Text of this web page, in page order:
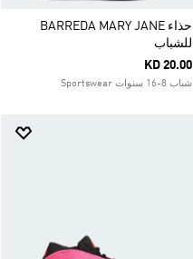
حذاء BARREDA MARY JANE
للشباب
KD 20.00
شباب 8-16 سنوات Sportswear